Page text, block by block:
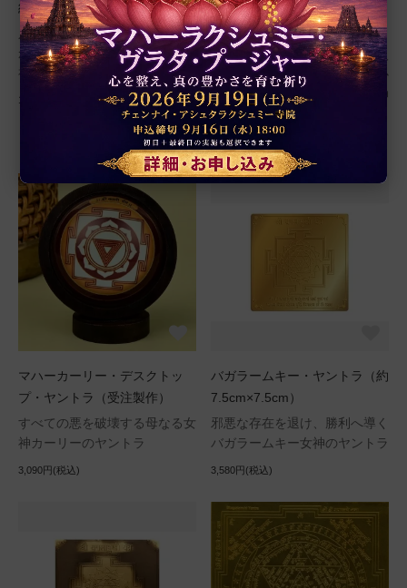
約12.9cm）（受注製作）
人生におけるさまざまな悪影響
から人々を解放するカーリー女
神の真鍮製の神像
10,600円(税込)
トゥ、高さ約9.6cm）（受注製
作）
アシュタダートゥでできた、人
生におけるさまざまな悪影響か
ら人々を解放するカーリー女神
像
11,300円(税込)
マハーカーリー・デスクトッ
プ・ヤントラ（受注製作）
すべての悪を破壊する母なる女
神カーリーのヤントラ
3,090円(税込)
バガラームキー・ヤントラ（約
7.5cm×7.5cm）
邪悪な存在を退け、勝利へ導く
バガラームキー女神のヤントラ
3,580円(税込)